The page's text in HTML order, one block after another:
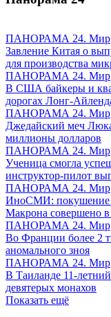
ПАНОРАМА 24. Мир
Завление Китая о
для производства
ПАНОРАМА 24. Мир
В США байкеры и
дорогах Лонг-
ПАНОРАМА 24. Мир
Джедайский меч
миллионы долларов
ПАНОРАМА 24. Мир
Ученица смогла
инструктор-пилот
ПАНОРАМА 24. Мир
ИноСМИ: покушение
Макрона совершено
ПАНОРАМА 24. Мир
Во Франции более 2
аномального зноя
ПАНОРАМА 24. Мир
В Таиланде 11-
девятерых монахов
Показать ещё